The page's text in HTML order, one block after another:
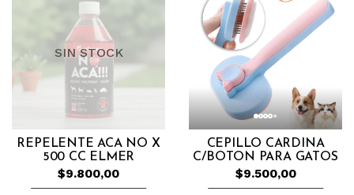
SIN STOCK
REPELENTE ACA NO X
500 CC ELMER
$9.800,00
CEPILLO CARDINA
C/BOTON PARA GATOS
$9.500,00